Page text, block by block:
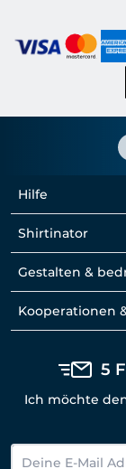
Hilfe
Shirtinator
Gestalten &
Kooperationen
5
Ich möchte